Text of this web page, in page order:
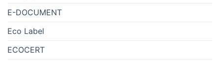
E-DOCUMENT
Eco Label
ECOCERT